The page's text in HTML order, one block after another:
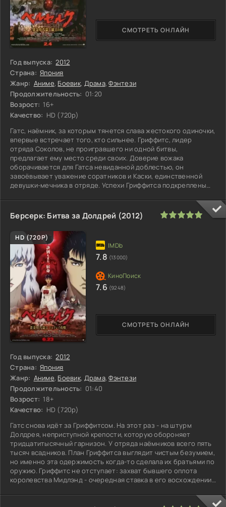
Год выпуска: 2012
Страна: Япония
Жанр: Аниме, Боевик, Драма,Фэнтези
Продолжительность: 01:20
Возрост: 16+
Качество: HD (720p)
Гатс, наёмник, за которым тянется слава жестокого одиночки,
впервые встречает того, кто сильнее. Гриффитс, лидер
отряда Соколов, не проигравшего ни одной битвы,
предлагает ему место среди своих. Доверие вожака
оборачивается для Гатса невиданной доблестью, он
завоёвывает уважение соратников и Каски, единственной
девушки-мечника в отряде. Успехи Гриффитса подкреплены
СМОТРЕТЬ ОНЛАЙН
Берсерк: Битва за Долдрей (2012)
HD (720P)
Год выпуска: 2012
Страна: Япония
Жанр: Аниме, Боевик, Драма,Фэнтези
Продолжительность: 01:40
Возрост: 18+
Качество: HD (720p)
Гатс снова идёт за Гриффитсом. На этот раз - на штурм
Долдрея, неприступной крепости, которую обороняет
тридцатитысячный гарнизон. У отряда наёмников всего пять
тысяч всадников. План Гриффитса выглядит чистым безумием,
но именно эта одержимость когда-то сделала их братьями по
оружию. Гриффитс не отступает: захват бывшего оплота
королевства Мидлэнд - очередная ставка в его восхождении
СМОТРЕТЬ ОНЛАЙН
7.8 (13000)
7.6 (9248)
100 1 2 3 4